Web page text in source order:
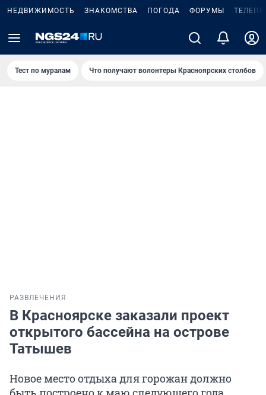
НЕДВИЖИМОСТЬ ЗНАКОМСТВА ПОГОДА ФОРУМЫ
Тест по мурaлaм Что получают волонтеры Красноярских столбов
РАЗВЛЕЧЕНИЯ
В Красноярске заказали проект
открытого бассейна на острове
Татышев
Новое место отдыха для горожан должно